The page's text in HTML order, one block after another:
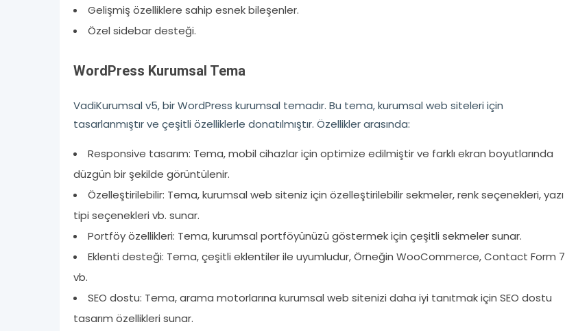
Gelişmiş özelliklere sahip esnek bileşenler.
Özel sidebar desteği.
WordPress Kurumsal Tema
VadiKurumsal v5, bir WordPress kurumsal temadır. Bu tema, kurumsal web siteleri için
tasarlanmıştır ve çeşitli özelliklerle donatılmıştır. Özellikler arasında:
Responsive tasarım: Tema, mobil cihazlar için optimize edilmiştir ve farklı ekran boyutlarında
düzgün bir şekilde görüntülenir.
Özelleştirilebilir: Tema, kurumsal web siteniz için özelleştirilebilir sekmeler, renk seçenekleri, yazı
tipi seçenekleri vb. sunar.
Portföy özellikleri: Tema, kurumsal portföyünüzü göstermek için çeşitli sekmeler sunar.
Eklenti desteği: Tema, çeşitli eklentiler ile uyumludur, Örneğin WooCommerce, Contact Form 7
vb.
SEO dostu: Tema, arama motorlarına kurumsal web sitenizi daha iyi tanıtmak için SEO dostu
tasarım özellikleri sunar.